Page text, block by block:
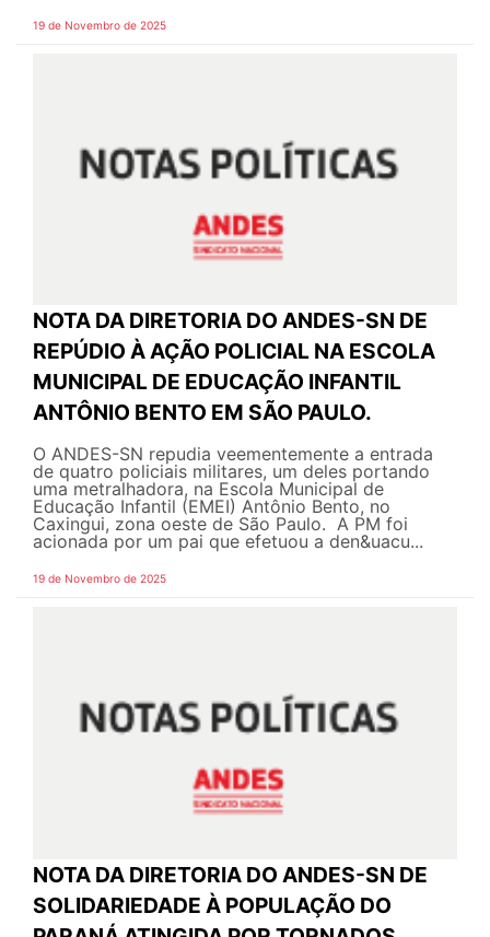
19 de Novembro de 2025
NOTA DA DIRETORIA DO ANDES-SN DE
REPÚDIO À AÇÃO POLICIAL NA ESCOLA
MUNICIPAL DE EDUCAÇÃO INFANTIL
ANTÔNIO BENTO EM SÃO PAULO.
O ANDES-SN repudia veementemente a entrada
de quatro policiais militares, um deles portando
uma metralhadora, na Escola Municipal de
Educação Infantil (EMEI) Antônio Bento, no
Caxingui, zona oeste de São Paulo. A PM foi
acionada por um pai que efetuou a den&uacu...
19 de Novembro de 2025
NOTA DA DIRETORIA DO ANDES-SN DE
SOLIDARIEDADE À POPULAÇÃO DO